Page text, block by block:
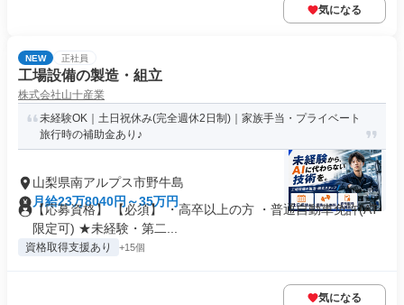
気になる
NEW 正社員
工場設備の製造・組立
株式会社山十産業
未経験OK｜土日祝休み(完全週休2日制)｜家族手当・プライベート
旅行時の補助金あり♪
山梨県南アルプス市野牛島
月給23万8040円～35万円
【応募資格】 【必須】 ・高卒以上の方 ・普通自動車免許(AT
限定可) ★未経験・第二...
資格取得支援あり +15個
気になる